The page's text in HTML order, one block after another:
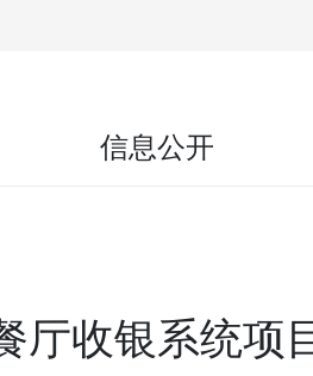
信息公开
厅收银系统项